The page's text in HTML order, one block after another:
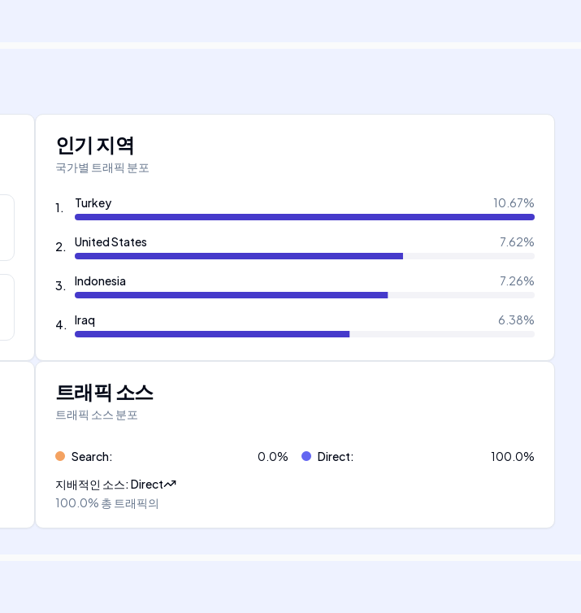
인기 지역
국가별 트래픽 분포
1. Turkey 10.67%
2. United States 7.62%
3. Indonesia 7.26%
4. Iraq 6.38%
트래픽 소스
트래픽 소스 분포
Search: 0.0% Direct: 100.0%
지배적인 소스:Direct
100.0% 총 트래픽의